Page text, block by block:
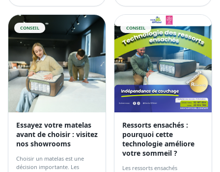
CONSEIL
Essayez votre matelas
avant de choisir : visitez
nos showrooms
Choisir un matelas est une
décision importante. Les
CONSEIL
Ressorts ensachés :
pourquoi cette
technologie améliore
votre sommeil ?
Les ressorts ensachés